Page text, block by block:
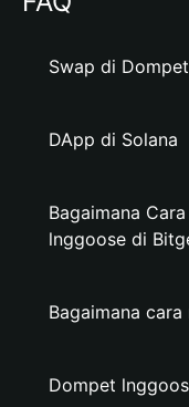
Swap di
DApp di Solana
Bagaimana
lnggoose di
Bagaimana
Dompet